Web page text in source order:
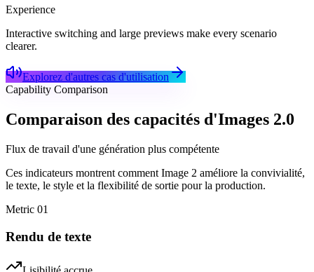
Experience
Interactive switching and large previews make every scenario
clearer.
Explorez d'autres cas d'utilisation
Capability Comparison
Comparaison des capacités d'Images 2.0
Flux de travail d'une génération plus compétente
Ces indicateurs montrent comment Image 2 améliore la convivialité,
le texte, le style et la flexibilité de sortie pour la production.
Metric 01
Rendu de texte